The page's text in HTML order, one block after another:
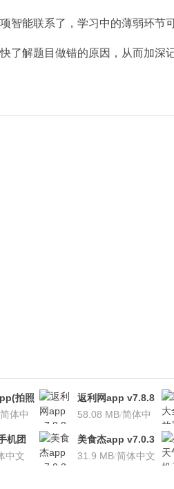
智能联系了，学习中的薄弱环节
了解题目做错的原因，从而加深
拍照
安
简体中
返利网app v7.8.8
安卓版
58.08 MB/简体中
机团
中文
美食杰app v7.0.3
安卓版
31.9 MB/简体中文